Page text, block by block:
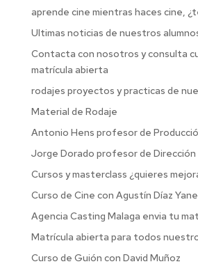
aprende cine mientras haces cine,
Ultimas noticias de nuestros
Contacta con nosotros y consulta
matrícula abierta
rodajes proyectos y practicas de
Material de Rodaje
Antonio Hens profesor de
Jorge Dorado profesor de Dirección
Cursos y masterclass ¿quieres
Curso de Cine con Agustín Díaz
Agencia Casting Malaga envia tu
Matrícula abierta para todos
Curso de Guión con David Muñoz